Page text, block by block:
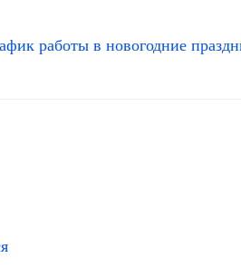
работы в новогодние